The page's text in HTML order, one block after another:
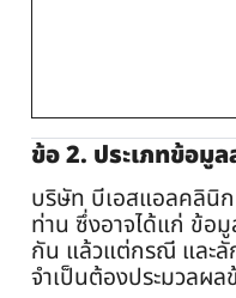
ข้อ 2. ประเภทข้อมู
บริษัท บีเอสแอลคลินิ
ท่าน ซึ่งอาจได้แก่ ข้อ
กัน แล้วแต่กรณี และ
จำเป็นต้องประมวลผ